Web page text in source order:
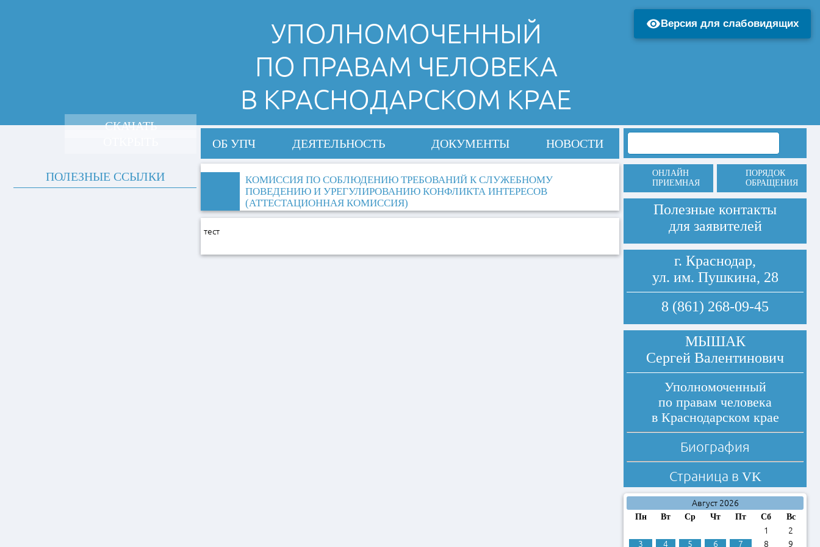
УПОЛНОМОЧЕННЫЙ
ПО ПРАВАМ ЧЕЛОВЕКА
В КРАСНОДАРСКОМ КРАЕ
ОБ УПЧ ДЕЯТЕЛЬНОСТЬ ДОКУМЕНТЫ НОВОСТИ
КОМИССИЯ ПО СОБЛЮДЕНИЮ ТРЕБОВАНИЙ К СЛУЖЕБНОМУ
ПОВЕДЕНИЮ И УРЕГУЛИРОВАНИЮ КОНФЛИКТА ИНТЕРЕСОВ
(АТТЕСТАЦИОННАЯ КОМИССИЯ)
тест
СКАЧАТЬ
ПОЛЕЗНЫЕ ССЫЛКИ
ОНЛАЙН
ПРИЕМНАЯ
ПОРЯДОК
ОБРАЩЕНИЯ
Полезные контакты
для заявителей
г. Краснодар,
ул. им. Пушкина, 28
8 (861) 268-09-45
МЫШАК
Сергей Валентинович
Уполномоченный
по правам человека
в Краснодарском крае
Биография
Страница в VK
Август 2026
Пн Вт Ср Чт Пт Сб Вс
1
2
3
4 5 6 7 8 9
Версия для слабовидящих